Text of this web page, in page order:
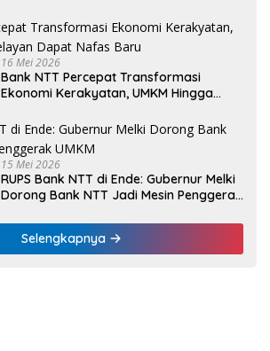
Weetebula
16 Mei 2026
Bank NTT Percepat Transformasi
Ekonomi Kerakyatan, UMKM Hingga
15 Mei 2026
RUPS Bank NTT di Ende: Gubernur Melki
Dorong Bank NTT Jadi Mesin Penggerak
Selengkapnya